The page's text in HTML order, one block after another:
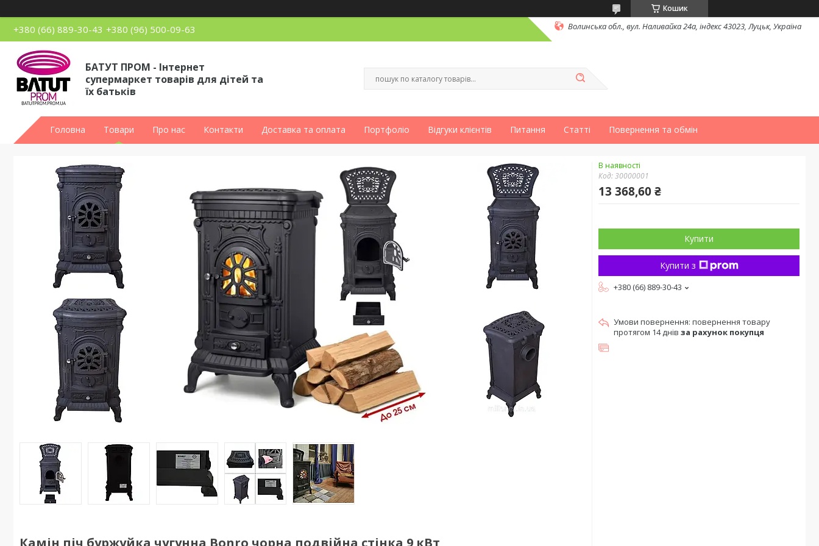
Кошик
+380 (66) 889-30-43 +380 (96) 500-09-63 Волинська обл., вул. Наливайка 24а, індекс 43023, Луцьк, Україна
БАТУТ ПРОМ - Інтернет
супермаркет товарів для дітей та
їх батьків
Головна Товари Про нас Контакти Доставка та оплата Портфоліо Відгуки клієнтів Питання Статті Повернення та обмін
Камін піч буржуйка чугунна Bonro чорна подвійна стінка 9 кВт
В наявності
Код:30000001
13 368,60 ₴
Купити
Купити з
+380 (66) 889-30-43
повернення товару
протягом 14 днів за рахунок покупця